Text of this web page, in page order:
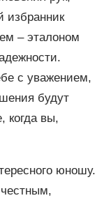
избранник
– эталоном
с уважением,
будут
когда вы,
юношу.